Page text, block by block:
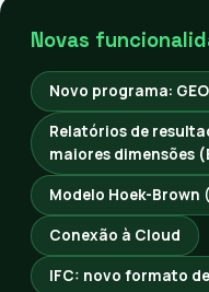
Novas
Novo programa:
Relatórios de
maiores dimensões
Modelo Hoek-Brown
Conexão à Cloud
IFC: novo formato